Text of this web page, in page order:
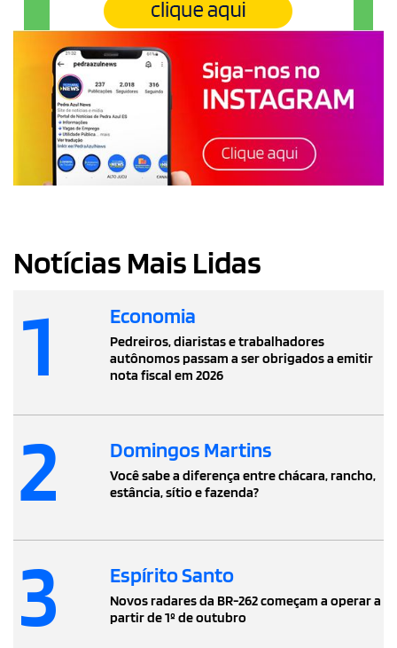
Notícias Mais Lidas
1 Economia
Pedreiros, diaristas e trabalhadores
autônomos passam a ser obrigados a emitir
nota fiscal em 2026
2 Domingos Martins
Você sabe a diferença entre chácara, rancho,
estância, sítio e fazenda?
3 Espírito Santo
Novos radares da BR-262 começam a operar a
partir de 1º de outubro